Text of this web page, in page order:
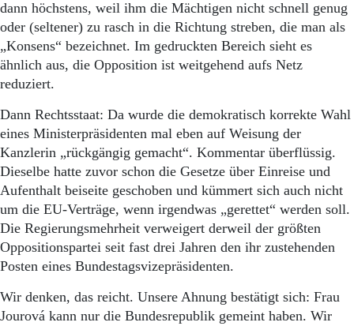
dann höchstens, weil ihm die Mächtigen nicht schnell genug
oder (seltener) zu rasch in die Richtung streben, die man als
„Konsens“ bezeichnet. Im gedruckten Bereich sieht es
ähnlich aus, die Opposition ist weitgehend aufs Netz
reduziert.
Dann Rechtsstaat: Da wurde die demokratisch korrekte Wahl
eines Ministerpräsidenten mal eben auf Weisung der
Kanzlerin „rückgängig gemacht“. Kommentar überflüssig.
Dieselbe hatte zuvor schon die Gesetze über Einreise und
Aufenthalt beiseite geschoben und kümmert sich auch nicht
um die EU-Verträge, wenn irgendwas „gerettet“ werden soll.
Die Regierungsmehrheit verweigert derweil der größten
Oppositionspartei seit fast drei Jahren den ihr zustehenden
Posten eines Bundestagsvizepräsidenten.
Wir denken, das reicht. Unsere Ahnung bestätigt sich: Frau
Jourová kann nur die Bundesrepublik gemeint haben. Wir